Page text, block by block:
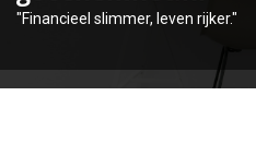
"Financieel slimmer, leven rijker."